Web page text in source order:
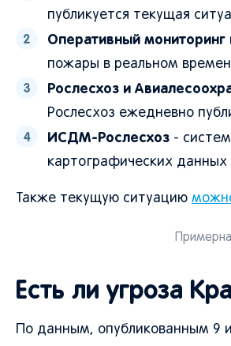
публикуется текущая
Оперативный
пожары в реальном
Рослесхоз и
Рослесхоз ежедневно
ИСДМ-Рослесхоз -
картографических
Также текущую ситуацию
Есть ли угроза
По данным, опубликованным 9